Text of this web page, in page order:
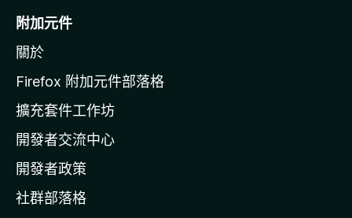
o
i
l
a
官
網
附加元件
關於
Firefox 附加元件部落格
擴充套件工作坊
開發者交流中心
開發者政策
社群部落格